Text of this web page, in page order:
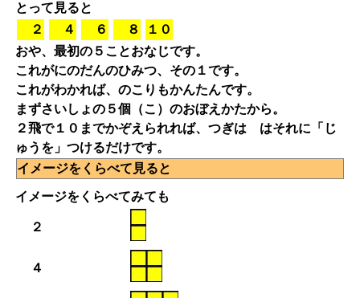
とって見ると
２
４ ６ ８
１０
おや、最初の５ことおなじです。
これがにのだんのひみつ、その１です。
これがわかれば、のこりもかんたんです。
まずさいしょの５個（こ）のおぼえかたから。
２飛で１０までかぞえられれば、つぎは はそれに「じ
ゅうを」つけるだけです。
イメージをくらべて見ると
イメージをくらべてみても
２
４